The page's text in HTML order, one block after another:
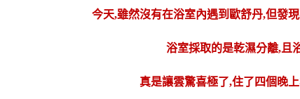
今天,雖然沒有在浴室內遇到歐舒丹,但發
浴室採取的是乾濕分離,且
真是讓雲驚喜極了,住了四個晚